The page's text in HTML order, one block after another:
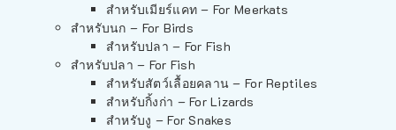
สำหรับเมียร์แคท – For Meerkats
สำหรับนก – For Birds
สำหรับปลา – For Fish
สำหรับปลา – For Fish
สำหรับสัตว์เลื้อยคลาน – For Reptiles
สำหรับกิ้งก่า – For Lizards
สำหรับงู – For Snakes